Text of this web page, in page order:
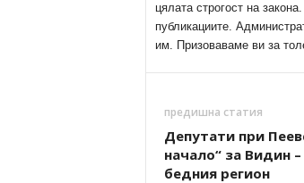
цялата строгост на
публикациите.
им. Призоваваме ви за
предишна статия
Депутати при
начало“ за Видин
бедния регион